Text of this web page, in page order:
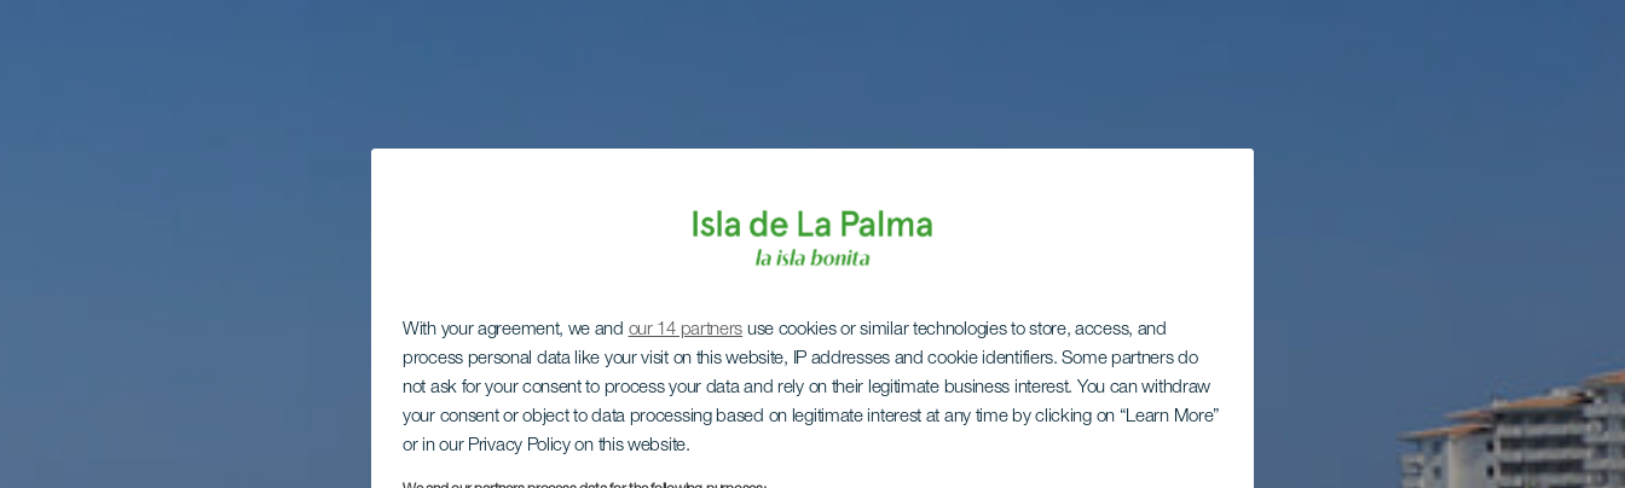
With your agreement, we and our 14 partners use cookies or similar technologies to store, access, and
process personal data like your visit on this website, IP addresses and cookie identifiers. Some partners do
not ask for your consent to process your data and rely on their legitimate business interest. You can withdraw
your consent or object to data processing based on legitimate interest at any time by clicking on “Learn More”
or in our Privacy Policy on this website.